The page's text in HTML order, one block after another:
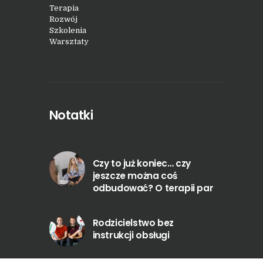
Terapia
Rozwój
Szkolenia
Warsztaty
Notatki
Czy to już koniec… czy
jeszcze można coś
odbudować? O terapii par
Rodzicielstwo bez
instrukcji obsługi